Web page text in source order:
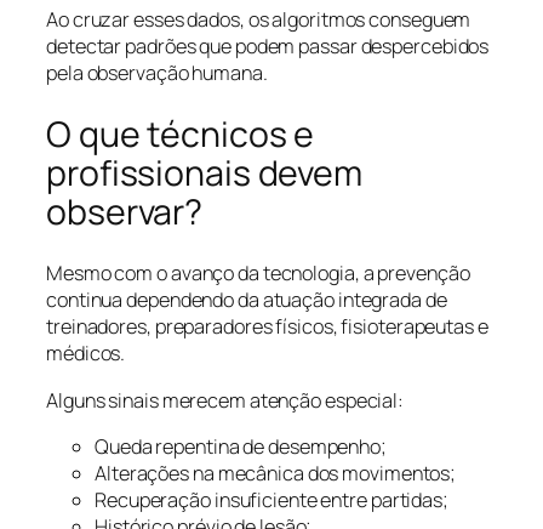
Ao cruzar esses dados, os algoritmos conseguem
detectar padrões que podem passar despercebidos
pela observação humana.
O que técnicos e
profissionais devem
observar?
Mesmo com o avanço da tecnologia, a prevenção
continua dependendo da atuação integrada de
treinadores, preparadores físicos, fisioterapeutas e
médicos.
Alguns sinais merecem atenção especial:
Queda repentina de desempenho;
Alterações na mecânica dos movimentos;
Recuperação insuficiente entre partidas;